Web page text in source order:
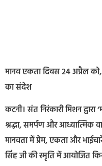
मानव एकता दिवस 24 अप्रैल
का संदेश
कटनी। संत निरंकारी मिशन
श्रद्धा, समर्पण और आध्यात्मिक
मानवता में प्रेम, एकता और
सिंह जी की स्मृति में आयोजित